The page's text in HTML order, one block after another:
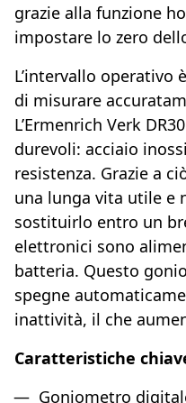
grazie alla funzione
impostare lo zero
L’intervallo operativo
di misurare
L’Ermenrich Verk
durevoli: acciaio
resistenza. Grazie a
una lunga vita utile e
sostituirlo entro un
elettronici sono
batteria. Questo
spegne
inattività, il che
Caratteristiche
Goniometro